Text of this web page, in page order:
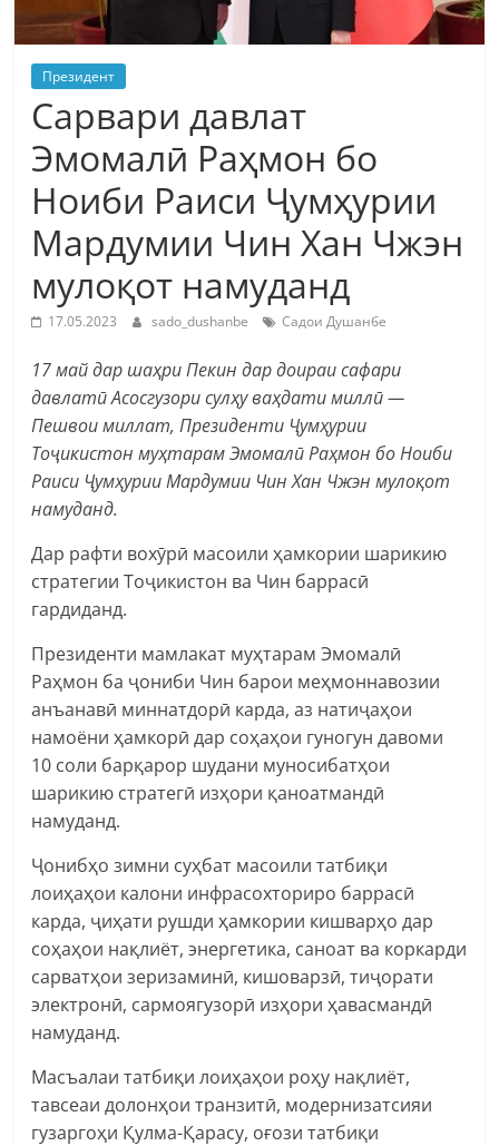
Президент
Сарвари давлат
Эмомалӣ Раҳмон бо
Ноиби Раиси Ҷумҳурии
Мардумии Чин Хан Чжэн
мулоқот намуданд
17.05.2023 sado_dushanbe Садои Душанбе
17 май дар шаҳри Пекин дар доираи сафари
давлатӣ Асосгузори сулҳу ваҳдати миллӣ —
Пешвои миллат, Президенти Ҷумҳурии
Тоҷикистон муҳтарам Эмомалӣ Раҳмон бо Ноиби
Раиси Ҷумҳурии Мардумии Чин Хан Чжэн мулоқот
намуданд.
Дар рафти вохӯрӣ масоили ҳамкории шарикию
стратегии Тоҷикистон ва Чин баррасӣ
гардиданд.
Президенти мамлакат муҳтарам Эмомалӣ
Раҳмон ба ҷониби Чин барои меҳмоннавозии
анъанавӣ миннатдорӣ карда, аз натиҷаҳои
намоёни ҳамкорӣ дар соҳаҳои гуногун давоми
10 соли барқарор шудани муносибатҳои
шарикию стратегӣ изҳори қаноатмандӣ
намуданд.
Ҷонибҳо зимни суҳбат масоили татбиқи
лоиҳаҳои калони инфрасохториро баррасӣ
карда, ҷиҳати рушди ҳамкории кишварҳо дар
соҳаҳои нақлиёт, энергетика, саноат ва коркарди
сарватҳои зеризаминӣ, кишоварзӣ, тиҷорати
электронӣ, сармоягузорӣ изҳори ҳавасмандӣ
намуданд.
Масъалаи татбиқи лоиҳаҳои роҳу нақлиёт,
тавсеаи долонҳои транзитӣ, модернизатсияи
гузаргоҳи Қулма-Қарасу, оғози татбиқи